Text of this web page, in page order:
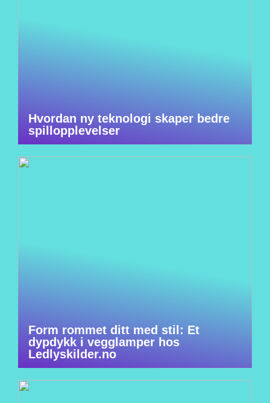
Hvordan ny teknologi skaper bedre
spillopplevelser
Form rommet ditt med stil: Et
dypdykk i vegglamper hos
Ledlyskilder.no